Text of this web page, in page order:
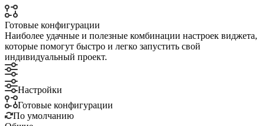
Готовые конфигурации
Наиболее удачные и полезные комбинации настроек виджета,
которые помогут быстро и легко запустить свой
индивидуальный проект.
Настройки
Готовые конфигурации
По умолчанию